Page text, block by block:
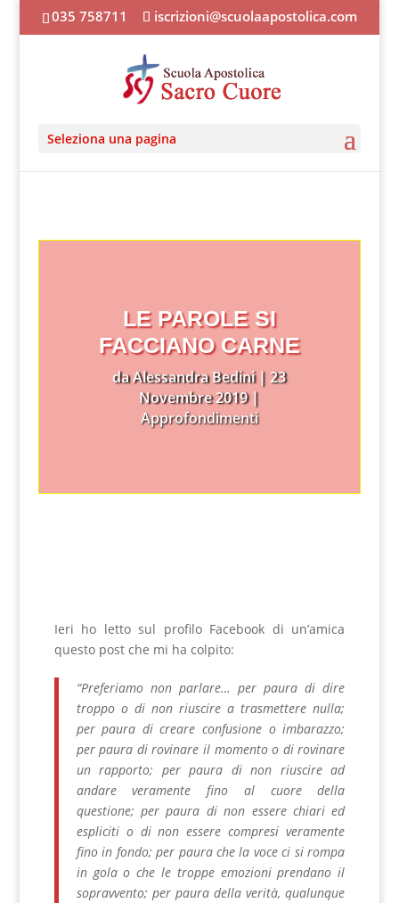
035 758711 iscrizioni@scuolaapostolica.com
Seleziona una pagina
LE PAROLE SI
FACCIANO CARNE
daAlessandra Bedini|23
Novembre 2019|
Approfondimenti
Ieri ho letto sul profilo Facebook di un’amica
questo post che mi ha colpito:
“Preferiamo non parlare… per paura di dire
troppo o di non riuscire a trasmettere nulla;
per paura di creare confusione o imbarazzo;
per paura di rovinare il momento o di rovinare
un rapporto; per paura di non riuscire ad
andare veramente fino al cuore della
questione; per paura di non essere chiari ed
espliciti o di non essere compresi veramente
fino in fondo; per paura che la voce ci si rompa
in gola o che le troppe emozioni prendano il
sopravvento; per paura della verità, qualunque